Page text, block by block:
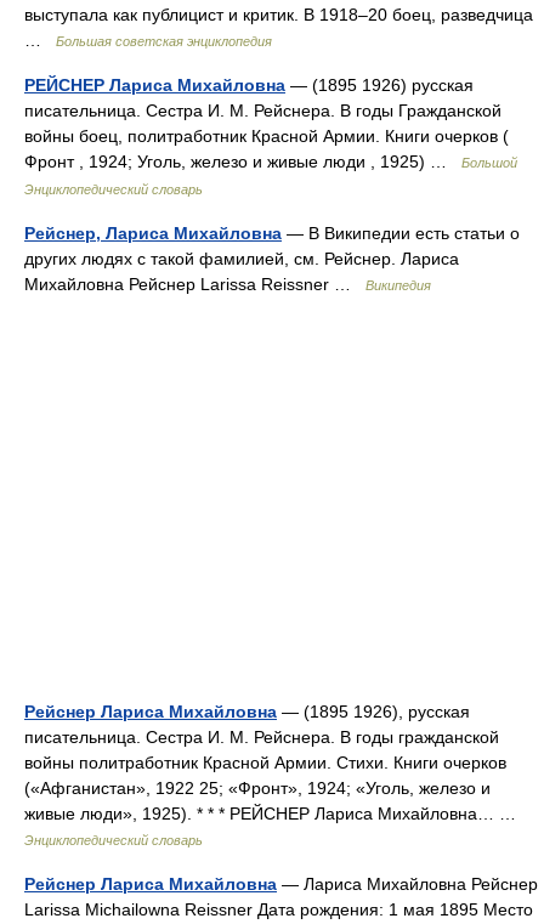
выступала как публицист и критик. В 1918‒20 боец, разведчица
Большая советская энциклопедия
РЕЙСНЕР Лариса Михайловна — (1895 1926) русская
писательница. Сестра И. М. Рейснера. В годы Гражданской
войны боец, политработник Красной Армии. Книги очерков (
Фронт , 1924; Уголь, железо и живые люди , 1925) …
Большой
Энциклопедический словарь
Рейснер, Лариса Михайловна — В Википедии есть статьи о
других людях с такой фамилией, см. Рейснер. Лариса
Михайловна Рейснер Larissa Reissner …
Википедия
Рейснер Лариса Михайловна — (1895 1926), русская
писательница. Сестра И. М. Рейснера. В годы гражданской
войны политработник Красной Армии. Стихи. Книги очерков
(«Афганистан», 1922 25; «Фронт», 1924; «Уголь, железо и
живые люди», 1925). * * * РЕЙСНЕР Лариса Михайловна… …
Энциклопедический словарь
Рейснер Лариса Михайловна — Лариса Михайловна Рейснер
Larissa Michailowna Reissner Дата рождения: 1 мая 1895 Место